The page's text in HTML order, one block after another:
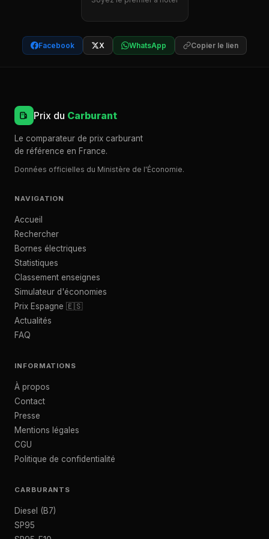
Facebook X WhatsApp Copier le lien
Prix du Carburant
Le comparateur de prix carburant
de référence en France.
Données officielles du Ministère de l'Économie.
NAVIGATION
Accueil
Rechercher
Bornes électriques
Statistiques
Classement enseignes
Simulateur d'économies
Prix Espagne 🇪🇸
Actualités
FAQ
INFORMATIONS
À propos
Contact
Presse
Mentions légales
CGU
Politique de confidentialité
CARBURANTS
Diesel (B7)
SP95